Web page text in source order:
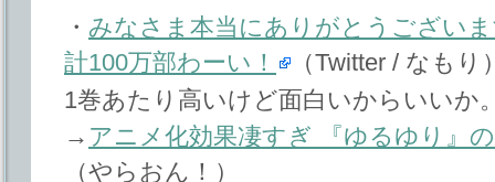
・ みなさま本当にありがとうござい
計100万部わーい！
（Twitter / なもり
1巻あたり高いけど面白いからいいか
→ アニメ化効果凄すぎ 『ゆるゆり』
（やらおん！）